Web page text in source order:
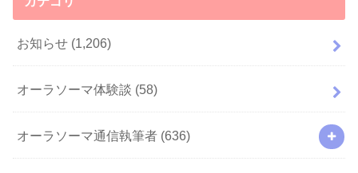
お知らせ (1,206)
オーラソーマ体験談 (58)
オーラソーマ通信執筆者 (636)